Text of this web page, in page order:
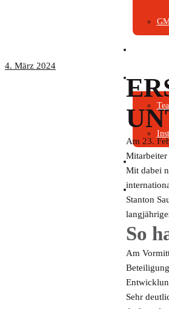
ÜBER
4. März 2024
Am 23.
Mitarbeiter
Mit dabei
Stanton
So
Am
Sehr